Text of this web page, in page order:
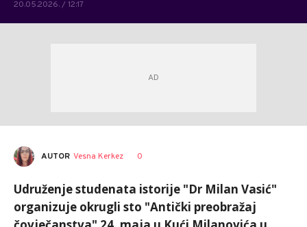
20.05.2026. / 12:17
AUTOR Vesna Kerkez 0
Udruženje studenata istorije "Dr Milan Vasić"
organizuje okrugli sto "Antički preobražaj